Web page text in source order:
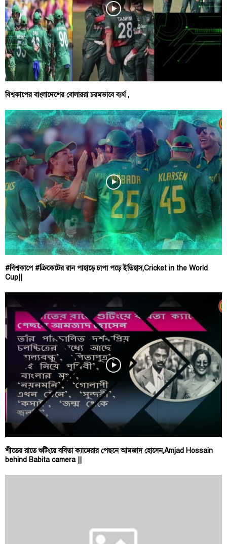
বিশ্বকাপের বাংলাদেশের বোলাররা চরমভাবে ব্যর্থ ,
#বিশ্বকাপে #ক্রিকেটের রান পাহাড়ে চাপা পড়ে ইতিহাস,Cricket in the World
Cup||
শীতের রাতে শুটিংয়ে ববিতা ক্যামেরার পেছনে আমজাদ হোসেন,Amjad Hossain
behind Babita camera ||